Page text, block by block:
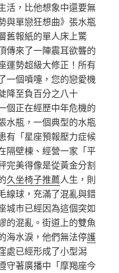
活，比他想象中還要無
與單戀狂想曲》張水瓶
舊報紙的單人床上驚
傳來了一陣震耳欲聾的
運勢超級大修正！所有
一個噴嚏，您的戀愛機
降至負百分之八十
個正在經歷中年危機的
水瓶，一個典型的水瓶
有「星座預報壓力症候
隔壁棟、經營一家「平
完美得像是從黃金分割
久坐椅子推薦人生，則
線球，充滿了混亂與錯
城市已經因為這個突如
的混亂。街道上的雙魚
海水淚，他們無法停護
處已經形成了小型潟
守著廣播中「摩羯座今